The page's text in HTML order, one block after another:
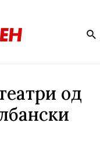
од